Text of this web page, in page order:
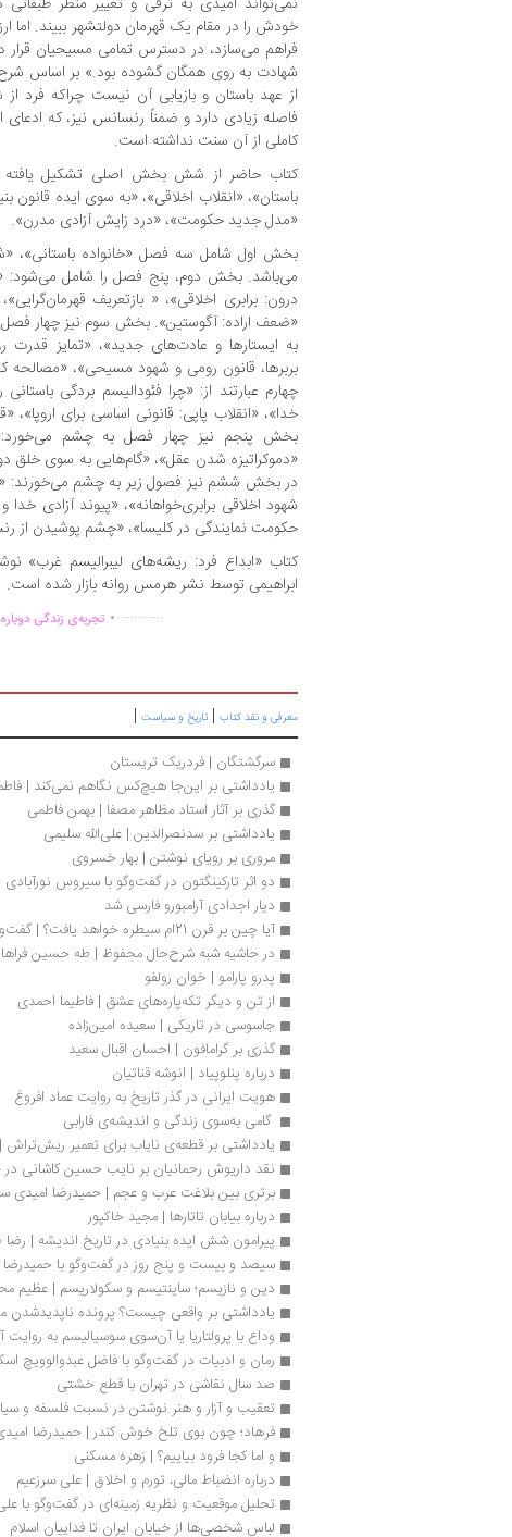
خودش را در مقام یک قهرمان دولتشهر ببیند.
فراهم می‌سازد، در دسترس تمامی مسیحیان قرار
شهادت به روی همگان گشوده بود.» بر اساس شرح
از عهد باستان و بازیابی آن نیست چراکه فرد
فاصله زیادی دارد و ضمناً رنسانس نیز، که
کاملی از آن سنت نداشته است.
کتاب حاضر از شش بخش اصلی تشکیل یافته
باستان»، «انقلاب اخلاقی»، «به سوی ایده قانون
«مدل جدید حکومت»، «درد زایش آزادی مدرن».
بخش اول شامل سه فصل «خانواده باستانی»،
می‌باشد. بخش دوم، پنج فصل را شامل می‌شود:
درون: برابری اخلاقی»، « بازتعریف
«ضعف اراده: آگوستین». بخش سوم نیز چهار
به ایستارها و عادت‌های جدید»، «تمایز قدرت
بربرها، قانون رومی و شهود مسیحی»، «مصالحه
چهارم عبارتند از: «چرا فئودالیسم بردگی
خدا»، «انقلاب پاپی: قانونی اساسی برای
بخش پنجم نیز چهار فصل به چشم می‌خورد:
«دموکراتیزه شدن عقل»، «گام‌هایی به سوی
در بخش ششم نیز فصول زیر به چشم می‌خورند:
شهود اخلاقی برابری‌خواهانه»، «پیوند آزادی خدا
حکومت نمایندگی در کلیسا»، «چشم پوشیدن از
کتاب «ابداع فرد: ریشه‌های لیبرالیسم غرب»
ابراهیمی توسط نشر هرمس روانه بازار شده است.
تجربه‌ی زندگی دوباره...............
معرفی و نقد کتاب | تاریخ و سیاست |
سرگشتگان | فردریک تریستان
یادداشتی بر این‌جا هیچ‌کس نگاهم نمی‌کند |
گذری بر آثار استاد مظاهر مصفا | بهمن فاطمی
یادداشتی بر سدنصرالدین | علی‌الله سلیمی
مروری بر رویای نوشتن | بهار خسروی
دو اثر تارکینگتون در گفت‌وگو با سیروس
دیار اجدادی آرامبورو فارسی شد
آیا چین بر قرن 21ام سیطره خواهد یافت؟ | گفت‌وگو
در حاشیه شبه شرح‌حال محفوظ | طه حسین
پدرو پارامو | خوان رولفو
از تن و دیگر تکه‌پاره‌های عشق | فاطیما احمدی
جاسوسی در تاریکی | سعیده امین‌زاده
گذری بر گرامافون | احسان اقبال سعید
درباره پنلوپیاد | انوشه قناتیان
هویت ایرانی در گذر تاریخ به روایت عماد افروغ
گامی به‌سوی زندگی و اندیشه‌ی فارابی
یادداشتی بر قطعه‌ی نایاب برای تعمیر
نقد داریوش رحمانیان بر نایب حسین کاشانی در
برتری بین بلاغت عرب و عجم | حمیدرضا امیدی
درباره بیابان تاتارها | مجید خاکپور
پیرامون شش ایده بنیادی در تاریخ اندیشه |
سیصد و بیست و پنج روز در گفت‌وگو با
دین و نازیسم؛ ساینتیسم و سکولاریسم | عظیم
یادداشتی بر واقعی چیست؟ پرونده ناپدید‌شدن
وداع با پرولتاریا یا آن‌سوی سوسیالیسم به روایت
رمان و ادبیات در گفت‌وگو با فاضل عبدوالوویچ
صد سال نقاشی در تهران با قطع خشتی
تعقیب و آزار و هنر نوشتن در نسبت فلسفه و
فرهاد؛ چون بوی تلخ خوش کندر | حمیدرضا
و اما کجا فرود بیاییم؟ | زهره مسکنی
درباره انضباط مالی، تورم و اخلاق | علی سرزعیم
تحلیل موقعیت و نظریه زمینه‌ای در گفت‌و‌گو با
لباس شخصی‌ها از خیابان ایران تا فداییان اسلام